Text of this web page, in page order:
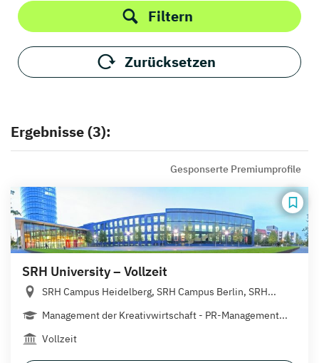
Filtern
Zurücksetzen
Ergebnisse (3):
Gesponserte Premiumprofile
SRH University – Vollzeit
SRH Campus Heidelberg, SRH Campus Berlin, SRH...
Management der Kreativwirtschaft - PR-Management...
Vollzeit